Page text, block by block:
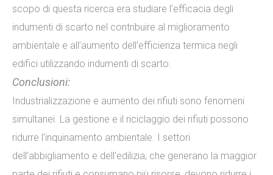
scopo di questa ricerca era studiare l’efficacia degli
indumenti di scarto nel contribuire al miglioramento
ambientale e all’aumento dell’efficienza termica negli
edifici utilizzando indumenti di scarto.
Conclusioni:
Industrializzazione e aumento dei rifiuti sono fenomeni
simultanei. La gestione e il riciclaggio dei rifiuti possono
ridurre l’inquinamento ambientale. I settori
dell’abbigliamento e dell’edilizia, che generano la maggior